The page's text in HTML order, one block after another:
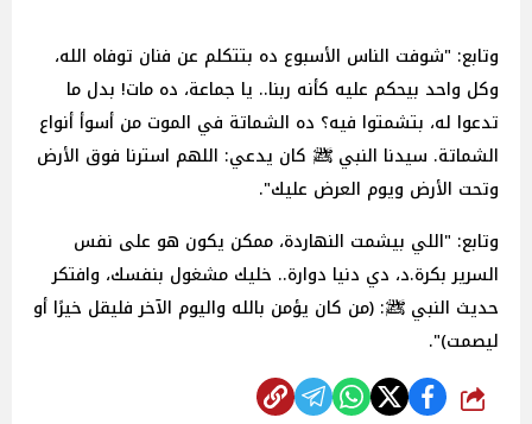
وتابع: "شوفت الناس الأسبوع ده بتتكلم عن فنان توفاه الله،
وكل واحد بيحكم عليه كأنه ربنا.. يا جماعة، ده مات! بدل ما
تدعوا له، بتشمتوا فيه؟ ده الشماتة في الموت من أسوأ أنواع
الشماتة. سيدنا النبي ﷺ كان يدعي: اللهم استرنا فوق الأرض
وتحت الأرض ويوم العرض عليك".
وتابع: "اللي بيشمت النهاردة، ممكن يكون هو على نفس
السرير بكرة.د، دي دنيا دوارة.. خليك مشغول بنفسك، وافتكر
حديث النبي ﷺ: (من كان يؤمن بالله واليوم الآخر فليقل خيرًا أو
ليصمت)".
شارك